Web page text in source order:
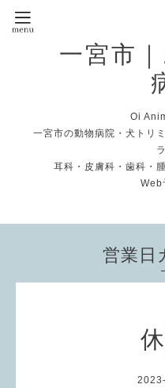
一宮市
Oi
一宮市の動物病院・犬トリ
耳科・皮膚科・歯科・
Web
営業日